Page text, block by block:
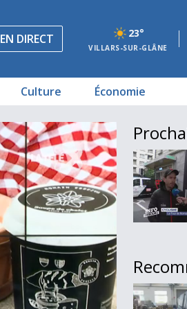
EN DIRECT 23°
VILLARS-SUR-GLÂNE
Culture Économie
Journal
Prix